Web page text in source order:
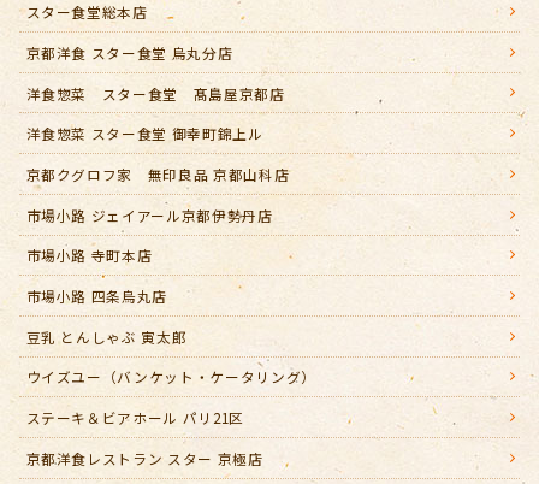
スター食堂総本店
京都洋食 スター食堂 烏丸分店
洋食惣菜 スター食堂 髙島屋京都店
洋食惣菜 スター食堂 御幸町錦上ル
京都クグロフ家 無印良品 京都山科店
市場小路 ジェイアール京都伊勢丹店
市場小路 寺町本店
市場小路 四条烏丸店
豆乳 とんしゃぶ 寅太郎
ウイズユー（バンケット・ケータリング）
ステーキ＆ビアホール パリ21区
京都洋食レストラン スター 京極店